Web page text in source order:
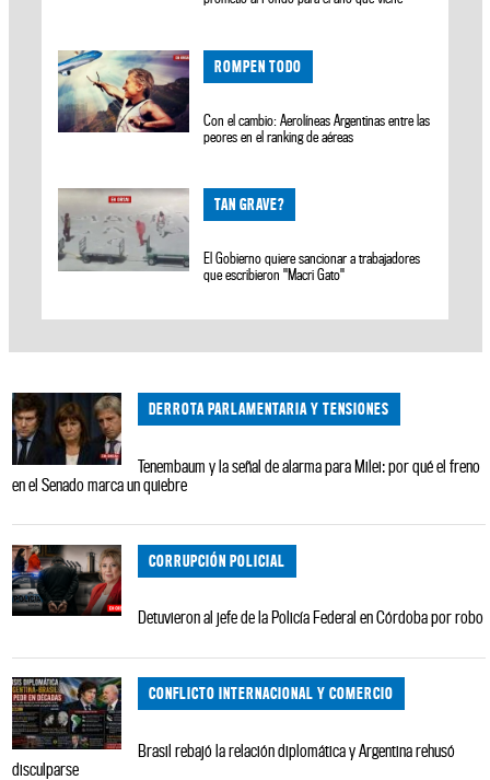
ROMPEN TODO
Con el cambio: Aerolíneas Argentinas entre las
peores en el ranking de aéreas
TAN GRAVE?
El Gobierno quiere sancionar a trabajadores
que escribieron "Macri Gato"
DERROTA PARLAMENTARIA Y TENSIONES
Tenembaum y la señal de alarma para Milei: por qué el freno
en el Senado marca un quiebre
CORRUPCIÓN POLICIAL
Detuvieron al jefe de la Policía Federal en Córdoba por robo
CONFLICTO INTERNACIONAL Y COMERCIO
Brasil rebajó la relación diplomática y Argentina rehusó
disculparse